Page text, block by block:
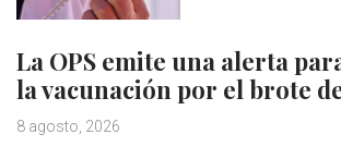
La OPS emite una alerta
la vacunación por el brote
8 agosto, 2026